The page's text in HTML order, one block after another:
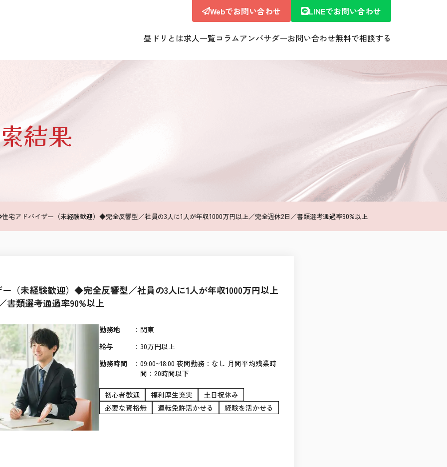
Webでお問い合わせ LINEでお問い合わせ
昼ドリとは求人一覧コラムアンバサダーお問い合わせ無料で相談する
結果
住宅アドバイザー（未経験歓迎）◆完全反響型／社員の3人に1人が年収1000万円以上／完全週休2日／書類選考通過率90%以上
（未経験歓迎）◆完全反響型／社員の3人に1人が年収1000万円以上
書類選考通過率90%以上
勤務地 ： 関東
給与
： 30万円以上
勤務時間
： 09:00~18:00 夜間勤務：なし 月間平均残業時
間：20時間以下
初心者歓迎 福利厚生充実
土日祝休み
必要な資格無
運転免許活かせる 経験を活かせる